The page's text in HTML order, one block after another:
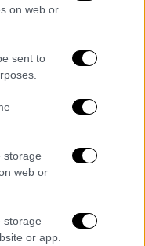
on web or
sent to
storage
web or
storage
or app.
από την
τους οδηγούς
τη Δευτέρα
του καιρού
και
περιοχές με
και